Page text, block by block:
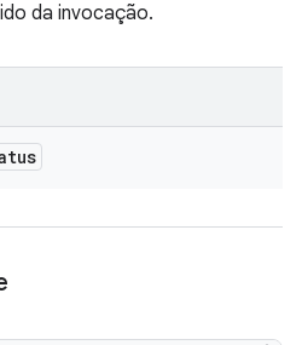
da invocação.